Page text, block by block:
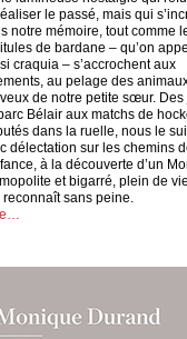
le passé, mais qui
notre mémoire, tout comme
de bardane – qu’on
craquia – s’accrochent aux
au pelage des
de notre petite sœur. Des
Bélair aux matchs de
dans la ruelle, nous le
délectation sur les chemins
à la découverte d’un
et bigarré, plein de
reconnaît sans peine.